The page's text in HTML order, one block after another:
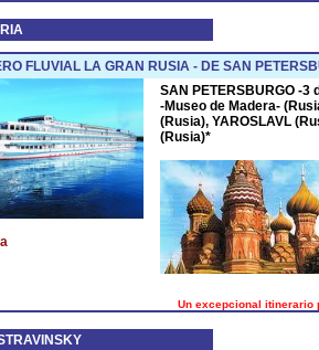
FLUVIAL LA GRAN RUSIA - DE SAN
SAN PETERSBURGO -3
-Museo de Madera-
(Rusia), YAROSLAVL
(Rusia)*
Un excepcional itinerario